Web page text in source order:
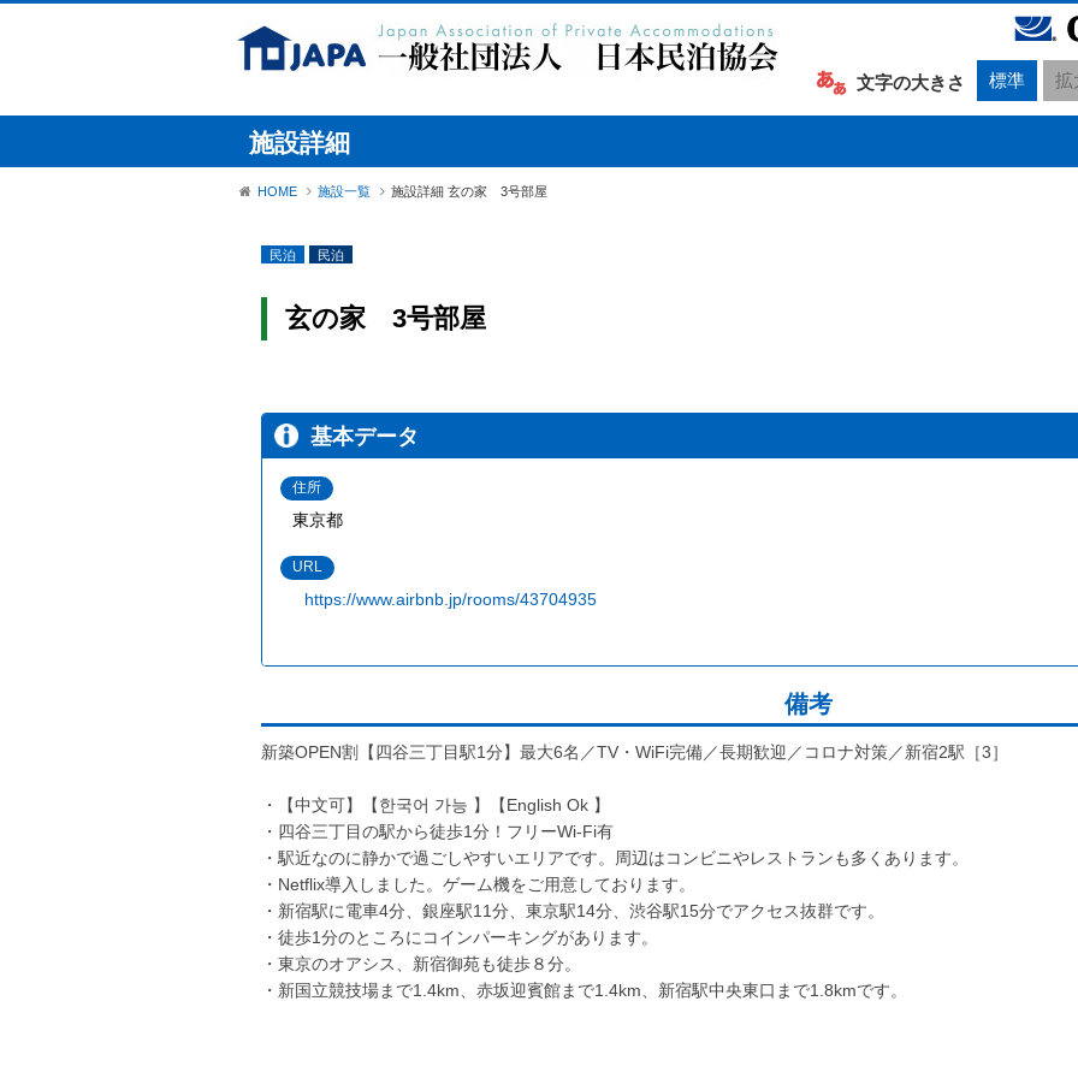
文字の大きさ 標準 拡
施設詳細
HOME 施設一覧 施設詳細 玄の家 3号部屋
民泊 民泊
玄の家 3号部屋
基本データ
住所
東京都
URL
https://www.airbnb.jp/rooms/43704935
備考
新築OPEN割【四谷三丁目駅1分】最大6名／TV・WiFi完備／長期歓迎／コロナ対策／新宿2駅［3］
・【中文可】【한국어 가능 】【English Ok 】
・四谷三丁目の駅から徒歩1分！フリーWi-Fi有
・駅近なのに静かで過ごしやすいエリアです。周辺はコンビニやレストランも多くあります。
・Netflix導入しました。ゲーム機をご用意しております。
・新宿駅に電車4分、銀座駅11分、東京駅14分、渋谷駅15分でアクセス抜群です。
・徒歩1分のところにコインパーキングがあります。
・東京のオアシス、新宿御苑も徒歩８分。
・新国立競技場まで1.4km、赤坂迎賓館まで1.4km、新宿駅中央東口まで1.8kmです。